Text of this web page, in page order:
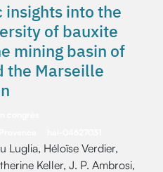
insights into the
of bauxite
mining basin of
the Marseille
Luglia, Héloïse Verdier,
Keller, J. P. Ambrosi,